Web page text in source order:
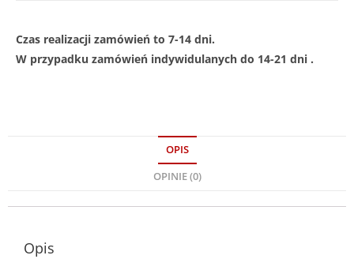
Czas realizacji zamówień to 7-14 dni.
W przypadku zamówień indywidulanych do 14-21 dni .
OPIS
OPINIE (0)
Opis